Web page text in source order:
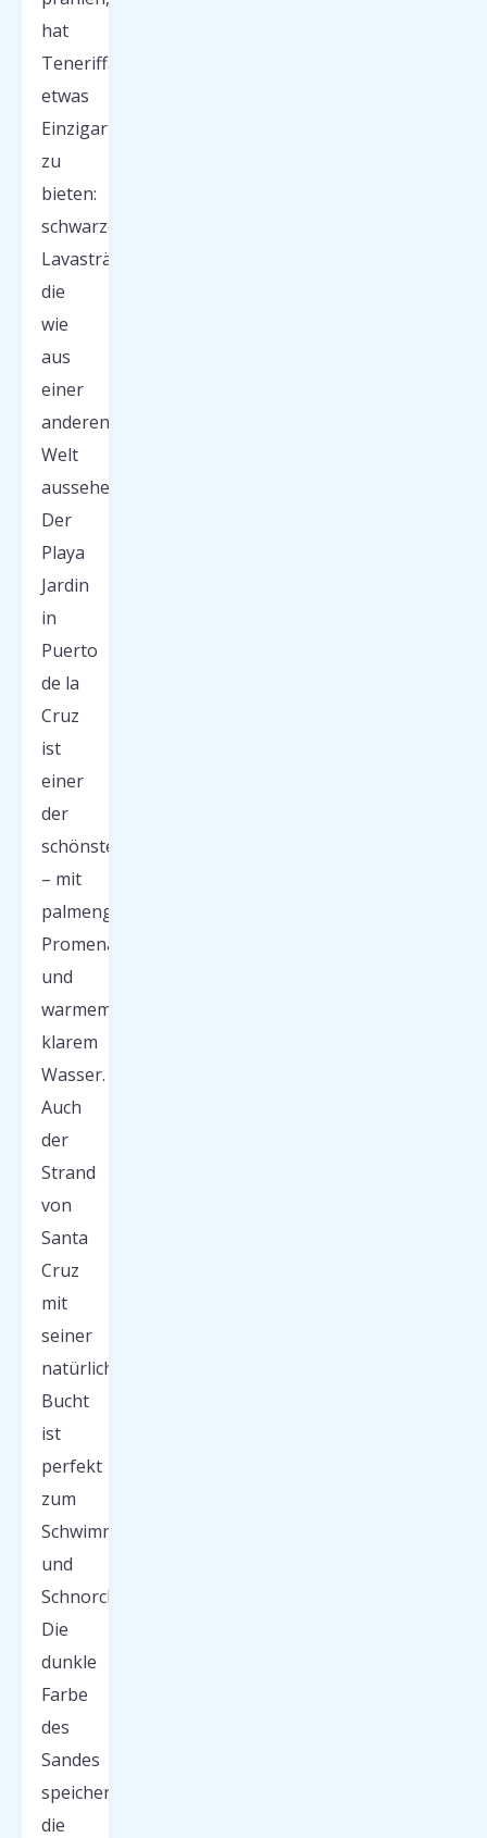
hat
Teneriffa
etwas
Einzigartiges
zu
bieten:
schwarze
Lavastrände,
die
wie
aus
einer
anderen
Welt
aussehen.
Der
Playa
Jardin
in
Puerto
de la
Cruz
ist
einer
der
schönsten
– mit
palmengesäumten
Promenaden
und
warmem,
klarem
Wasser.
Auch
der
Strand
von
Santa
Cruz
mit
seiner
natürlichen
Bucht
ist
perfekt
zum
Schwimmen
und
Schnorcheln.
Die
dunkle
Farbe
des
Sandes
speichert
die